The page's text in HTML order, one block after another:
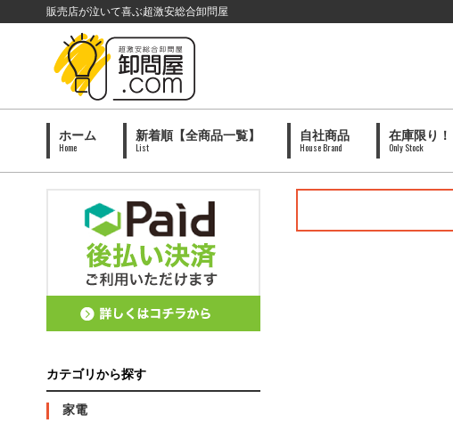
販売店が泣いて喜ぶ超激安総合卸問屋
ホーム
Home
新着順【全商品一覧】
List
自社商品
House Brand
在庫限り！
Only Stock
カテゴリから探す
家電